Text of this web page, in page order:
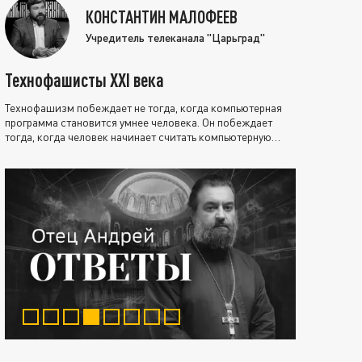
КОНСТАНТИН МАЛОФЕЕВ
Учредитель телеканала "Царьград"
Технофашисты XXI века
Технофашизм побеждает не тогда, когда компьютерная
программа становится умнее человека. Он побеждает
тогда, когда человек начинает считать компьютерную